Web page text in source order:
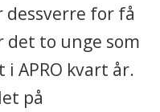
for få
det to unge som
APRO kvart år.
på